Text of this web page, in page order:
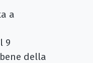
a
9
della